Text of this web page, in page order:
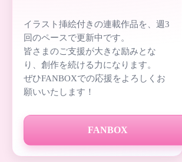
イラスト挿絵付きの連載作品を、週3
回のペースで更新中です。
皆さまのご支援が大きな励みとな
り、創作を続ける力になります。
ぜひFANBOXでの応援をよろしくお
願いいたします！
FANBOX